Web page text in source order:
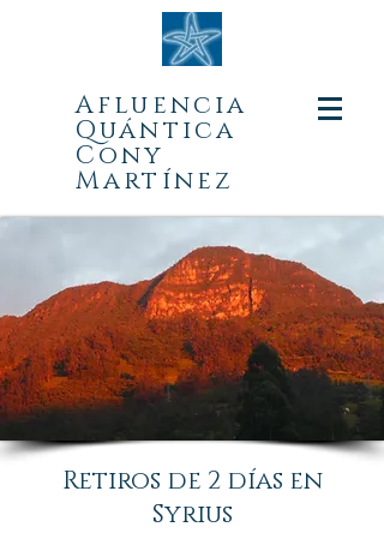
Afluencia
Quántica
Cony
Martínez
Retiros de 2 días en
Syrius